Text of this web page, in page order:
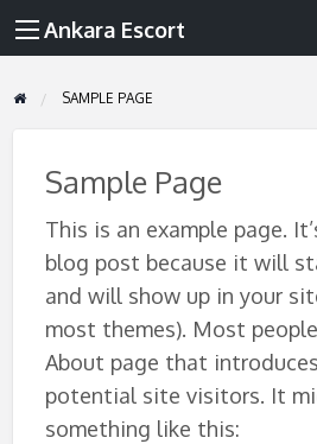
Ankara Escort
SAMPLE PAGE
Sample Page
This is an example page.
blog post because it will
and will show up in your
most themes). Most
About page that
potential site visitors. It
something like this: